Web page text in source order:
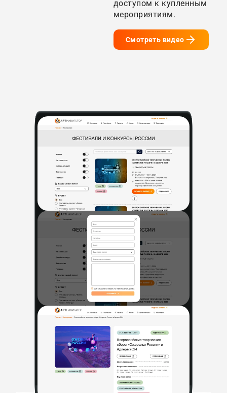
доступом к купленным
мероприятиям.
Смотреть видео